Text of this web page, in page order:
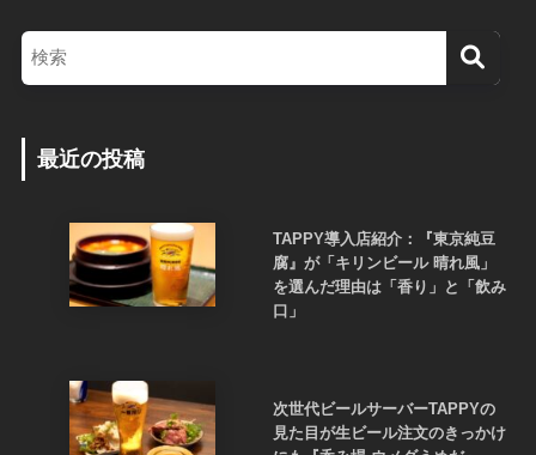
最近の投稿
TAPPY導入店紹介：『東京純豆
腐』が「キリンビール 晴れ風」
を選んだ理由は「香り」と「飲み
口」
次世代ビールサーバーTAPPYの
見た目が生ビール注文のきっかけ